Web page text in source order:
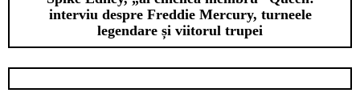
interviu despre Freddie Mercury, turneele
legendare și viitorul trupei